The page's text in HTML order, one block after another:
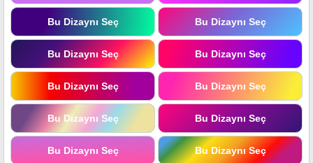
Bu Dizaynı Seç Bu Dizaynı Seç
Bu Dizaynı Seç Bu Dizaynı Seç
Bu Dizaynı Seç Bu Dizaynı Seç
Bu Dizaynı Seç Bu Dizaynı Seç
Bu Dizaynı Seç Bu Dizaynı Seç